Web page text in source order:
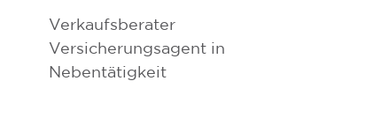
Verkaufsberater
Versicherungsagent in
Nebentätigkeit